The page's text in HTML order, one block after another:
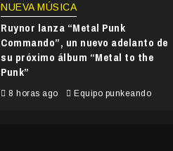
NUEVA MÚSICA
Ruynor lanza “Metal Punk
Commando”, un nuevo adelanto de
su próximo álbum “Metal to the
Punk”
8 horas ago Equipo punkeando